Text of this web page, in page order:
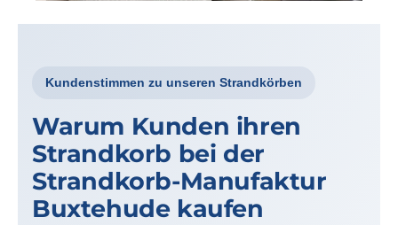
Kundenstimmen zu unseren Strandkörben
Warum Kunden ihren
Strandkorb bei der
Strandkorb-Manufaktur
Buxtehude kaufen